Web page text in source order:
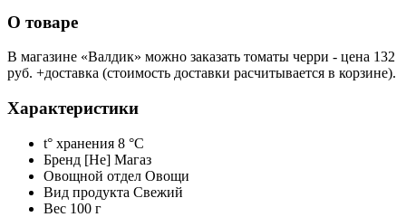
О товаре
В магазине «Валдик» можно заказать томаты черри - цена 132
руб. +доставка (стоимость доставки расчитывается в корзине).
Характеристики
t° хранения 8 °C
Бренд [Не] Магаз
Овощной отдел Овощи
Вид продукта Свежий
Вес 100 г